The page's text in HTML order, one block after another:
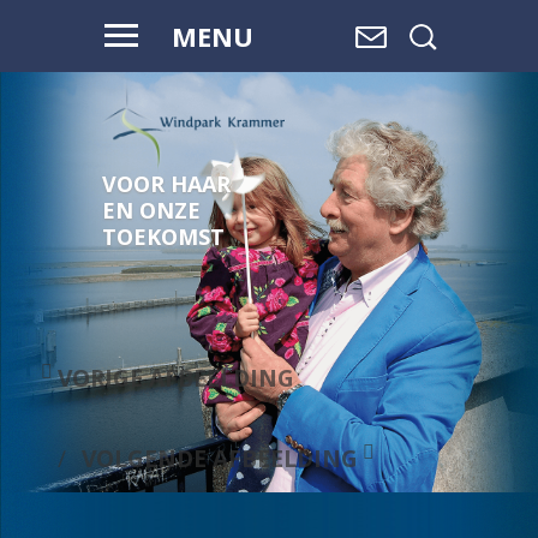
MENU
VOOR HAAR
EN ONZE
TOEKOMST
VORIGE AFBEELDING
VOLGENDE AFBEELDING